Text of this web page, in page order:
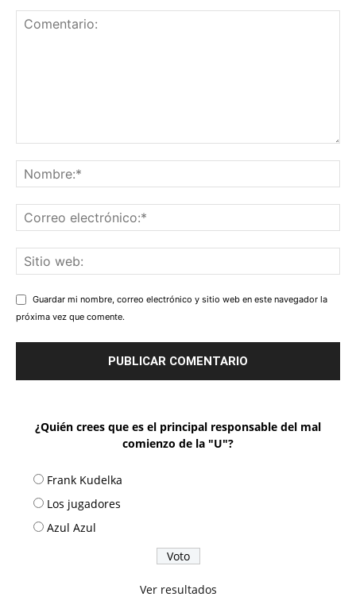
Guardar mi nombre, correo electrónico y sitio web en este navegador la
próxima vez que comente.
¿Quién crees que es el principal responsable del mal
comienzo de la "U"?
Frank Kudelka
Los jugadores
Azul Azul
Ver resultados